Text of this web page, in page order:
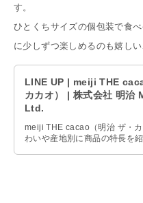
す。
ひとくちサイズの個包装で食
に少しずつ楽しめるのも嬉しい
LINE UP | meiji THE
カカオ） | 株式会社 明治
Ltd.
meiji THE cacao（明治 ザ・
わいや産地別に商品の特長を紹